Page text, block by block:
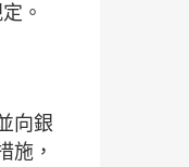
。
向銀
施，